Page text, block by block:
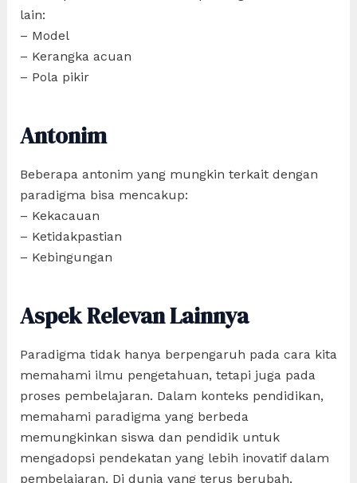
lain:
– Model
– Kerangka acuan
– Pola pikir
Antonim
Beberapa antonim yang mungkin terkait dengan
paradigma bisa mencakup:
– Kekacauan
– Ketidakpastian
– Kebingungan
Aspek Relevan Lainnya
Paradigma tidak hanya berpengaruh pada cara kita
memahami ilmu pengetahuan, tetapi juga pada
proses pembelajaran. Dalam konteks pendidikan,
memahami paradigma yang berbeda
memungkinkan siswa dan pendidik untuk
mengadopsi pendekatan yang lebih inovatif dalam
pembelajaran. Di dunia yang terus berubah,